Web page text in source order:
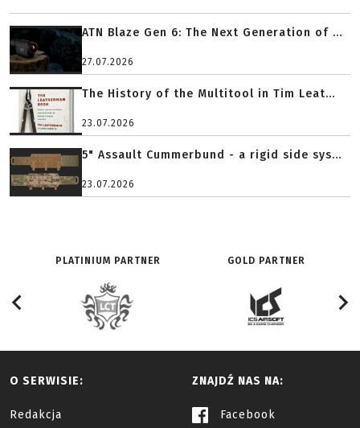
ATN Blaze Gen 6: The Next Generation of ...
27.07.2026
The History of the Multitool in Tim Leat...
23.07.2026
5" Assault Cummerbund - a rigid side sys...
23.07.2026
PLATINIUM PARTNER GOLD PARTNER
O SERWISIE:
Redakcja
ZNAJDŹ NAS NA:
Facebook